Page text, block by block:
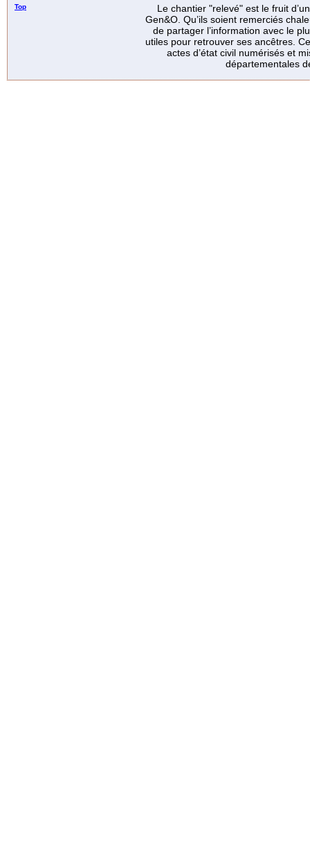
Top
Le chantier "relevé" est le fruit
Gen&O. Qu’ils soient remerciés
de partager l’information avec le
utiles pour retrouver ses ancêtres.
actes d’état civil numérisés et
départementales